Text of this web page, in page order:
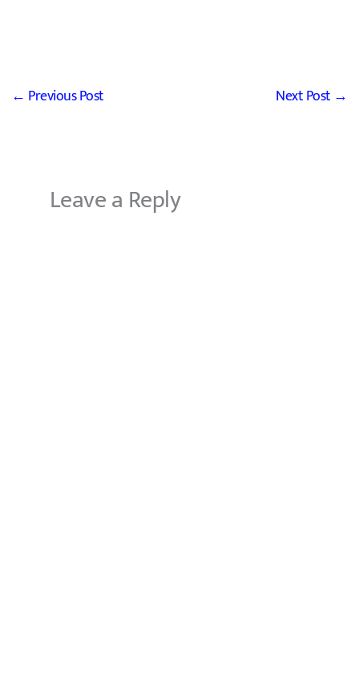
← Previous Post Next Post →
Leave a Reply